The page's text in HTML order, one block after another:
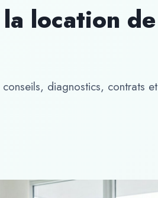
location de
diagnostics, contrats et